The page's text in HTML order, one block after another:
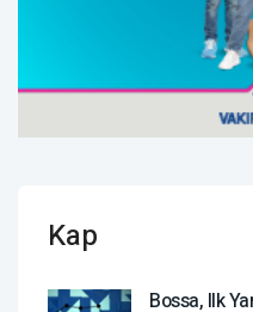
Kap
Bossa, Ilk